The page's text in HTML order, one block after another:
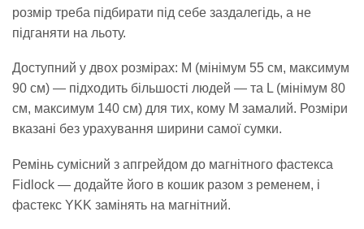
розмір треба підбирати під себе заздалегідь, а не
підганяти на льоту.
Доступний у двох розмірах: M (мінімум 55 см, максимум
90 см) — підходить більшості людей — та L (мінімум 80
см, максимум 140 см) для тих, кому M замалий. Розміри
вказані без урахування ширини самої сумки.
Ремінь сумісний з апгрейдом до магнітного фастекса
Fidlock — додайте його в кошик разом з ременем, і
фастекс YKK замінять на магнітний.